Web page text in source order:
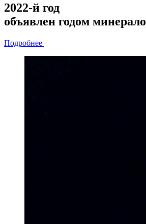
2022-й год
объявлен годом
Подробнее